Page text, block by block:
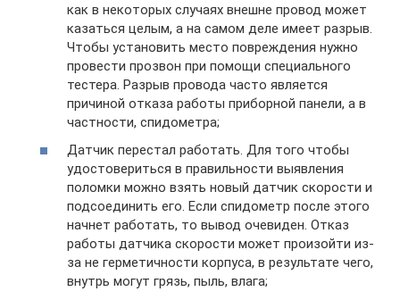
как в некоторых случаях внешне провод может
казаться целым, а на самом деле имеет разрыв.
Чтобы установить место повреждения нужно
провести прозвон при помощи специального
тестера. Разрыв провода часто является
причиной отказа работы приборной панели, а в
частности, спидометра;
Датчик перестал работать. Для того чтобы
удостовериться в правильности выявления
поломки можно взять новый датчик скорости и
подсоединить его. Если спидометр после этого
начнет работать, то вывод очевиден. Отказ
работы датчика скорости может произойти из-
за не герметичности корпуса, в результате чего,
внутрь могут грязь, пыль, влага;